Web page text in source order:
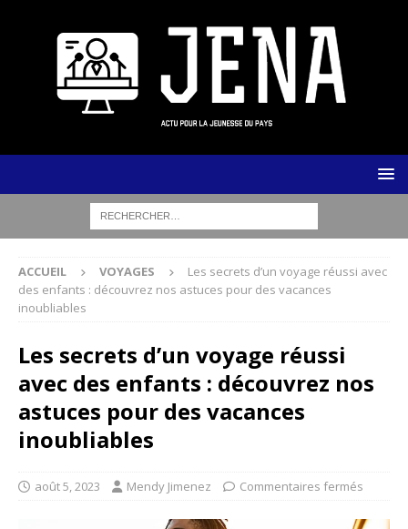
ACCUEIL VOYAGES
Les secrets d’un voyage réussi avec
des enfants : découvrez nos astuces pour des vacances
inoubliables
Les secrets d’un voyage réussi
avec des enfants : découvrez nos
astuces pour des vacances
inoubliables
août 5, 2023 Mendy Jimenez Commentaires fermés